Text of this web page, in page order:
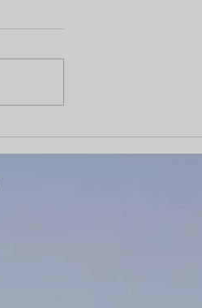
BLUE SKY HEVEN 出店してきまし
た！